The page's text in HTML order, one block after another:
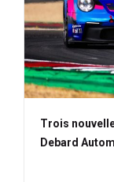
Trois
Debard